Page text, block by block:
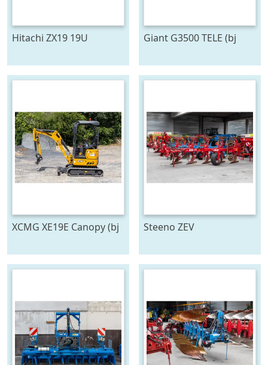
Hitachi ZX19 19U
Giant G3500 TELE (bj
XCMG XE19E Canopy (bj
Steeno ZEV